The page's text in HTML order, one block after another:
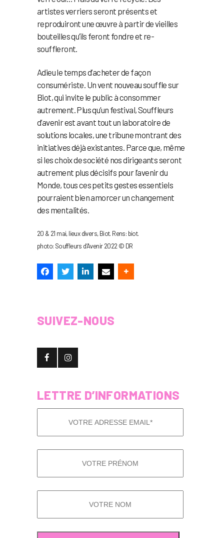
artistes verriers seront présents et
reproduiront une œuvre à partir de vieilles
bouteilles qu’ils feront fondre et re-
souffleront.
Adieu le temps d’acheter de façon
consumériste. Un vent nouveau souffle sur
Biot, qui invite le public à consommer
autrement. Plus qu’un festival, Souffleurs
d’avenir est avant tout un laboratoire de
solutions locales, une tribune montrant des
initiatives déjà existantes. Parce que, même
si les choix de société nos dirigeants seront
autrement plus décisifs pour l’avenir du
Monde, tous ces petits gestes essentiels
pourraient bien amorcer un changement
des mentalités.
20 & 21 mai, lieux divers, Biot. Rens: biot.
photo: Souffleurs d’Avenir 2022 © DR
SUIVEZ-NOUS
LETTRE D’INFORMATIONS